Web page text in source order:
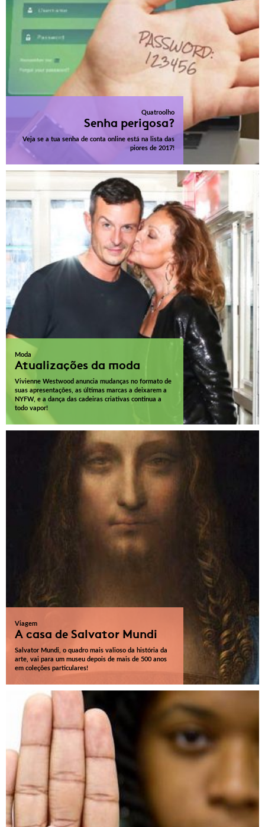
Quatroolho
Senha perigosa?
Veja se a tua senha de conta online está na lista das
piores de 2017!
Moda
Atualizações da moda
Vivienne Westwood anuncia mudanças no formato de
suas apresentações, as últimas marcas a deixarem a
NYFW, e a dança das cadeiras criativas continua a
todo vapor!
Viagem
A casa de Salvator Mundi
Salvator Mundi, o quadro mais valioso da história da
arte, vai para um museu depois de mais de 500 anos
em coleções particulares!